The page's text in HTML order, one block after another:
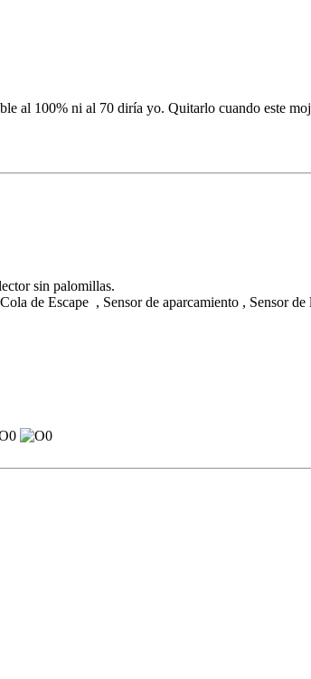
al 100% ni al 70 diría yo. Quitarlo cuando este
sin palomillas.
de Escape , Sensor de aparcamiento , Sensor